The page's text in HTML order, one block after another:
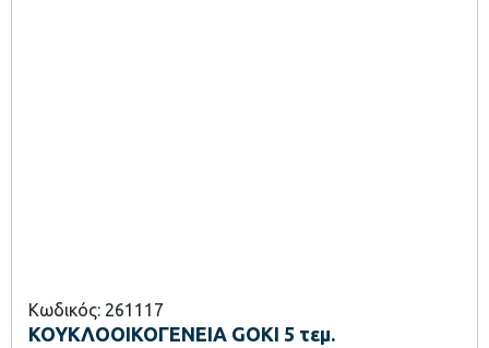
Κωδικός: 261117
ΚΟΥΚΛΟΟΙΚΟΓΕΝΕΙΑ GOKI 5 τεμ.